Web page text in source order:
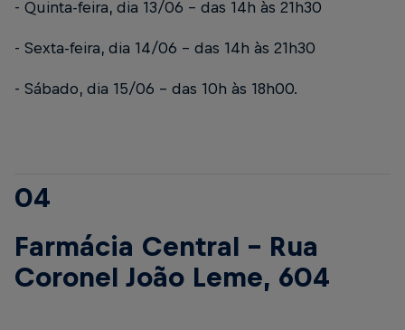
- Quinta-feira, dia 13/06 – das 14h às 21h30
- Sexta-feira, dia 14/06 – das 14h às 21h30
- Sábado, dia 15/06 – das 10h às 18h00.
04
Farmácia Central – Rua
Coronel João Leme, 604